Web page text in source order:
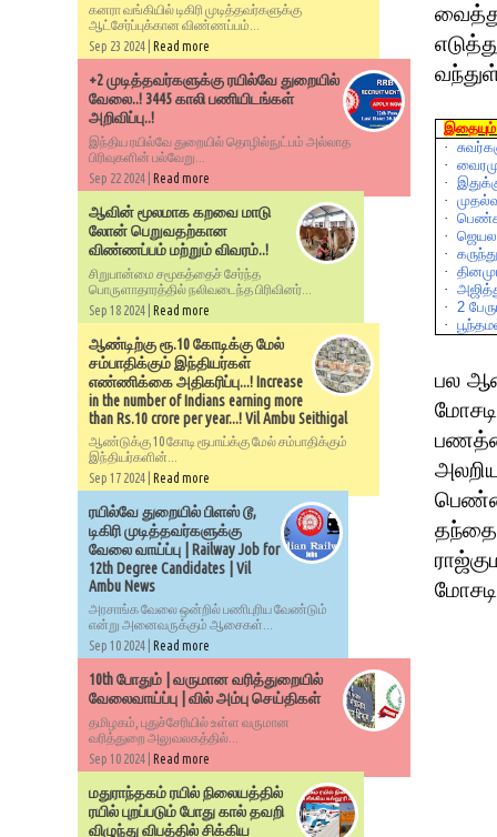
இதையும்
·
·
·
·
·
·
·
·
·
·
2
·
பல
கனரா வங்கியில் டிகிரி முடித்தவர்களுக்கு
ஆட்சேர்ப்புக்கான விண்ணப்பம்...
Sep 23 2024 | Read more
+2 முடித்தவர்களுக்கு ரயில்வே துறையில்
வேலை..! 3445 காலி பணியிடங்கள்
அறிவிப்பு..!
இந்திய ரயில்வே துறையில் தொழில்நுட்பம் அல்லாத
பிரிவுகளின் பல்வேறு...
Sep 22 2024 | Read more
ஆவின் மூலமாக கறவை மாடு
லோன் பெறுவதற்கான
விண்ணப்பம் மற்றும் விவரம்..!
சிறுபான்மை சமூகத்தைச் சேர்ந்த
பொருளாதாரத்தில் நலிவடைந்த பிரிவினர்...
Sep 18 2024 | Read more
ஆண்டிற்கு ரூ.10 கோடிக்கு மேல்
சம்பாதிக்கும் இந்தியர்கள்
எண்ணிக்கை அதிகரிப்பு...! Increase
in the number of Indians earning more
than Rs.10 crore per year...! Vil Ambu Seithigal
ஆண்டுக்கு 10 கோடி ரூபாய்க்கு மேல் சம்பாதிக்கும்
இந்தியர்களின்...
Sep 17 2024 | Read more
ரயில்வே துறையில் பிளஸ் டூ,
டிகிரி முடித்தவர்களுக்கு
வேலை வாய்ப்பு | Railway Job for
12th Degree Candidates | Vil
Ambu News
அரசாங்க வேலை ஒன்றில் பணிபுரிய வேண்டும்
என்று அனைவருக்கும் ஆசைகள்...
Sep 10 2024 | Read more
10th போதும் | வருமான வரித்துறையில்
வேலைவாய்ப்பு | வில் அம்பு செய்திகள்
தமிழகம், புதுச்சேரியில் உள்ள வருமான
வரித்துறை அலுவலகத்தில்...
Sep 10 2024 | Read more
மதுராந்தகம் ரயில் நிலையத்தில்
ரயில் புறப்படும் போது கால் தவறி
விழுந்து விபத்தில் சிக்கிய